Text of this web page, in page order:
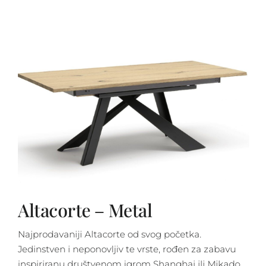
Altacorte – Metal
Najprodavaniji Altacorte od svog početka.
Jedinstven i neponovljiv te vrste, rođen za zabavu